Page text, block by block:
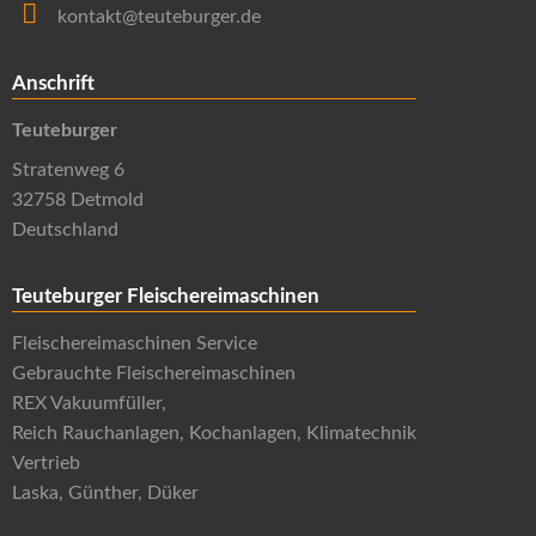
kontakt@teuteburger.de
Anschrift
Teuteburger
Stratenweg 6
32758 Detmold
Deutschland
Teuteburger Fleischereimaschinen
Fleischereimaschinen Service
Gebrauchte Fleischereimaschinen
REX Vakuumfüller,
Reich Rauchanlagen, Kochanlagen, Klimatechnik
Vertrieb
Laska, Günther, Düker